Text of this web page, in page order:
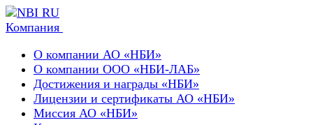
Компания
О компании АО «НБИ»
О компании ООО «НБИ-ЛАБ»
Достижения и награды «НБИ»
Лицензии и сертификаты АО «НБИ»
Миссия АО «НБИ»